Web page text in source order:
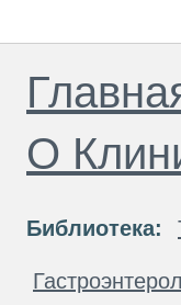
О
Библиотека: